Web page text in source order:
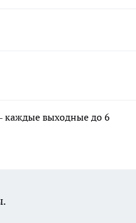
каждые выходные до 6